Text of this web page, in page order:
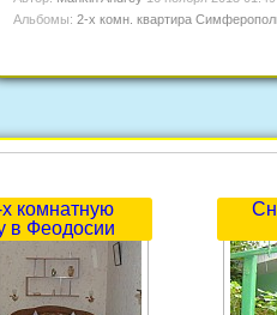
Альбомы: 2-х комн. квартира
комнатную
в Феодосии